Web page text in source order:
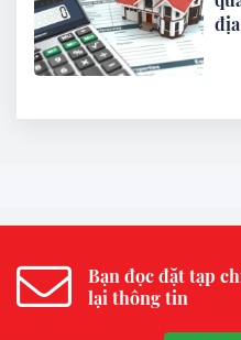
Bạn đọc đặt tạp
lại thông tin